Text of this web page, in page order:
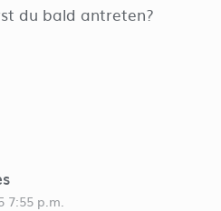
du bald antreten?
7:55 p.m.